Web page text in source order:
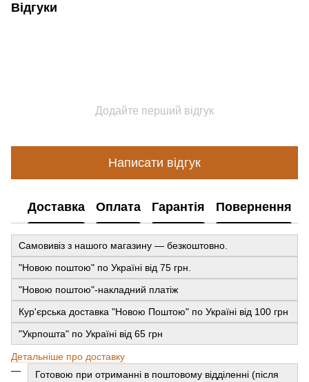
Відгуки
Додайте перший відгук
Написати відгук
Доставка Оплата Гарантія Повернення
Самовивіз з нашого магазину — безкоштовно.
"Новою поштою" по Україні від 75 грн.
"Новою поштою"-накладний платіж
Кур'єрська доставка "Новою Поштою" по Україні від 100 грн
"Укрпошта" по Україні від 65 грн
Детальніше про доставку
Готовою при отриманні в поштовому відділенні (після